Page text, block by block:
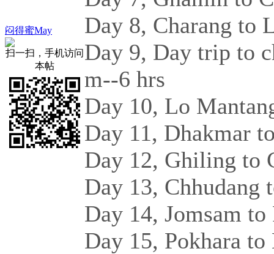
闷得蜜May
扫一扫，手机访问
本帖
Day 8, Charang to
Day 9, Day trip to
m--6 hrs
Day 10, Lo
Day 11, Dhakmar
Day 12, Ghiling to
Day 13, Chhudang
Day 14, Jomsam
Day 15, Pokhara to